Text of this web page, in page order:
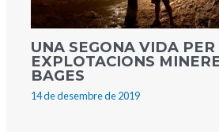
UNA SEGONA VIDA PER
EXPLOTACIONS
BAGES
14 de desembre de 2019